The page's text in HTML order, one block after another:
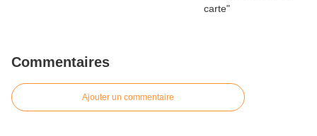
Commentaires
Ajouter un commentaire